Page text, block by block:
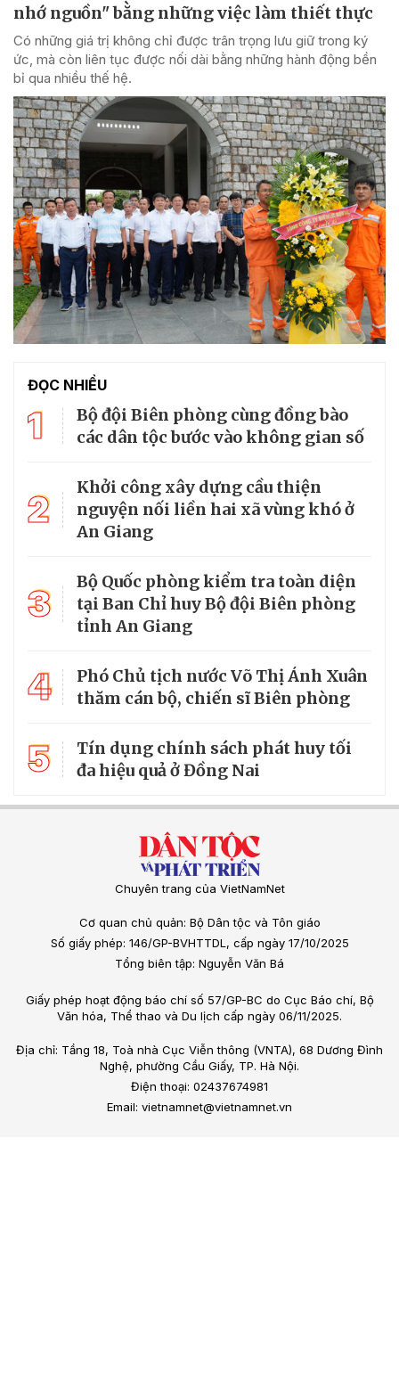
nhớ nguồn" bằng những việc làm thiết thực
Có những giá trị không chỉ được trân trọng lưu giữ trong ký
ức, mà còn liên tục được nối dài bằng những hành động bền
bỉ qua nhiều thế hệ.
ĐỌC NHIỀU
1
Bộ đội Biên phòng cùng đồng bào
các dân tộc bước vào không gian số
2
Khởi công xây dựng cầu thiện
nguyện nối liền hai xã vùng khó ở
An Giang
3
Bộ Quốc phòng kiểm tra toàn diện
tại Ban Chỉ huy Bộ đội Biên phòng
tỉnh An Giang
4
Phó Chủ tịch nước Võ Thị Ánh Xuân
thăm cán bộ, chiến sĩ Biên phòng
5
Tín dụng chính sách phát huy tối
đa hiệu quả ở Đồng Nai
Chuyên trang của VietNamNet
Cơ quan chủ quản: Bộ Dân tộc và Tôn giáo
Số giấy phép: 146/GP-BVHTTDL, cấp ngày 17/10/2025
Tổng biên tập: Nguyễn Văn Bá
Giấy phép hoạt động báo chí số 57/GP-BC do Cục Báo chí, Bộ
Văn hóa, Thể thao và Du lịch cấp ngày 06/11/2025.
Địa chỉ: Tầng 18, Toà nhà Cục Viễn thông (VNTA), 68 Dương Đình
Nghệ, phường Cầu Giấy, TP. Hà Nội.
Điện thoại: 02437674981
Email: vietnamnet@vietnamnet.vn